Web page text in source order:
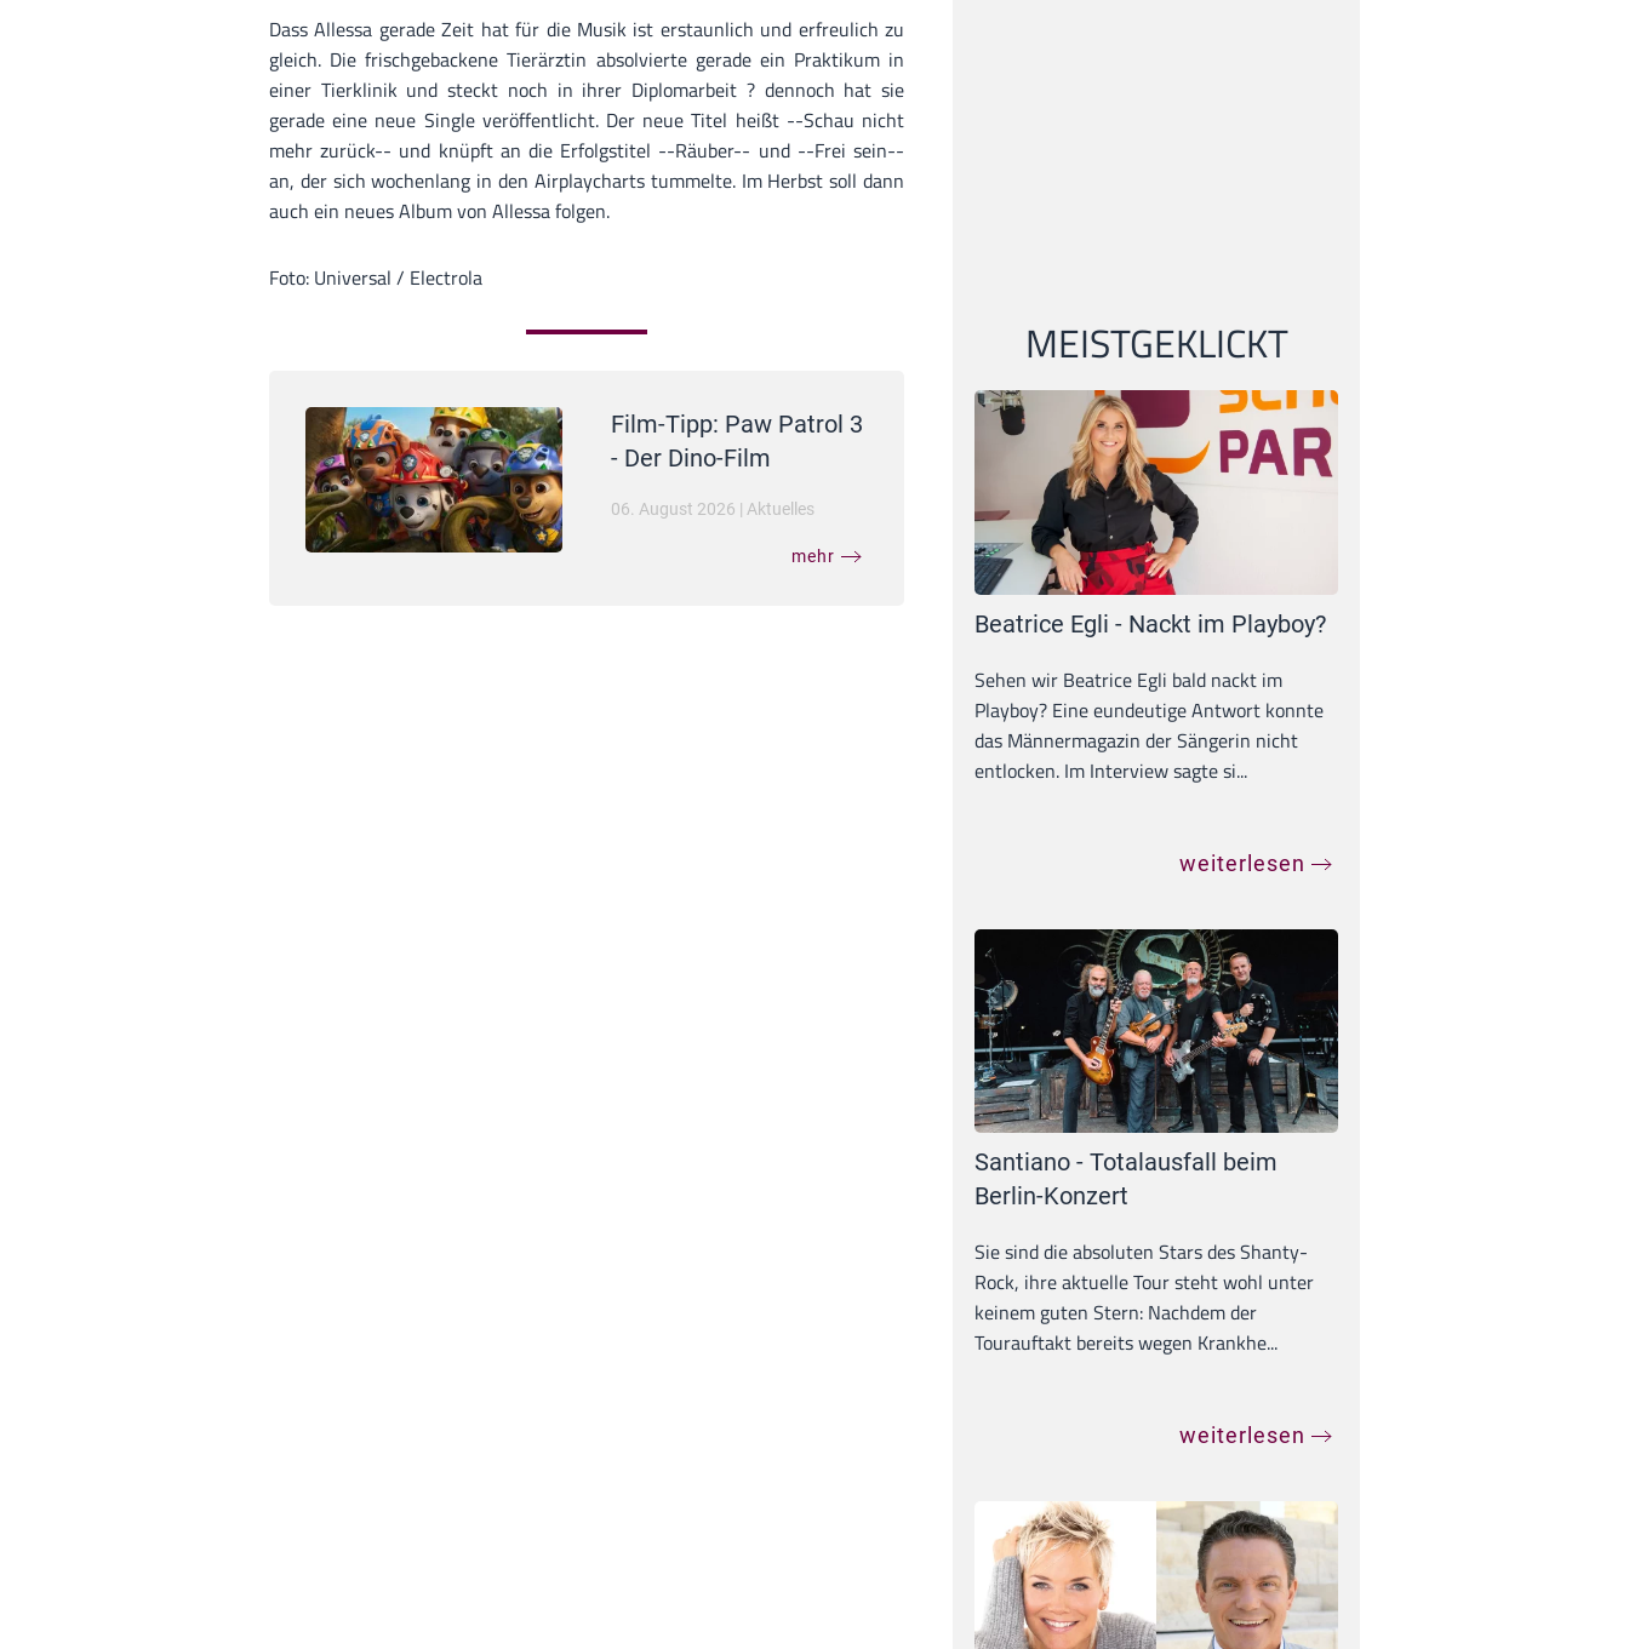
Dass Allessa gerade Zeit hat für die Musik ist erstaunlich und erfreulich zu
gleich. Die frischgebackene Tierärztin absolvierte gerade ein Praktikum in
einer Tierklinik und steckt noch in ihrer Diplomarbeit ? dennoch hat sie
gerade eine neue Single veröffentlicht. Der neue Titel heißt --Schau nicht
mehr zurück-- und knüpft an die Erfolgstitel --Räuber-- und --Frei sein--
an, der sich wochenlang in den Airplaycharts tummelte. Im Herbst soll dann
auch ein neues Album von Allessa folgen.
Foto: Universal / Electrola
Film-Tipp: Paw Patrol 3
- Der Dino-Film
06. August 2026 | Aktuelles
mehr
MEISTGEKLICKT
Beatrice Egli - Nackt im Playboy?
Sehen wir Beatrice Egli bald nackt im
Playboy? Eine eundeutige Antwort konnte
das Männermagazin der Sängerin nicht
entlocken. Im Interview sagte si...
weiterlesen
Santiano - Totalausfall beim
Berlin-Konzert
Sie sind die absoluten Stars des Shanty-
Rock, ihre aktuelle Tour steht wohl unter
keinem guten Stern: Nachdem der
Tourauftakt bereits wegen Krankhe...
weiterlesen